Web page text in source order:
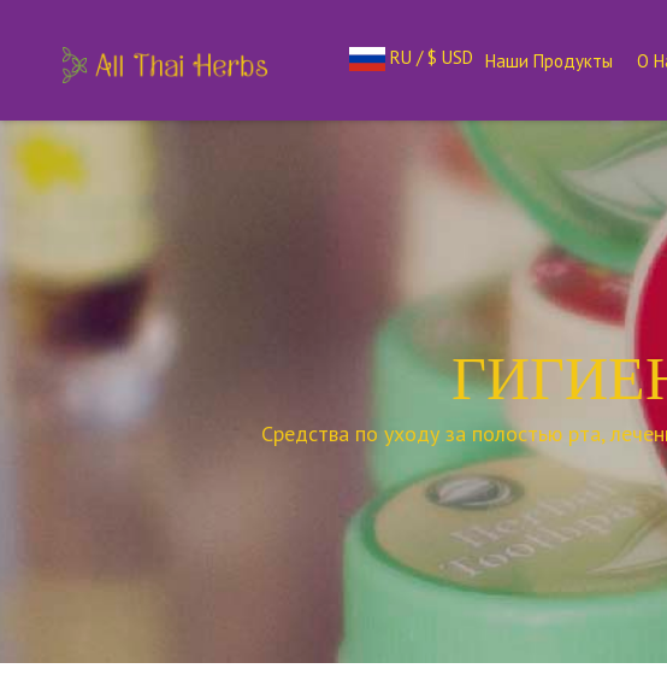
RU / $ USD Наши Продукты О
Средства по уходу за полостью рта,